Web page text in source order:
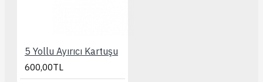
5 Yollu Ayırıcı Kartuşu
600,00TL